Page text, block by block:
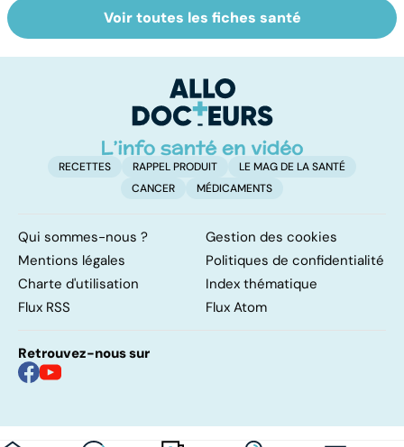
Parkinson :
stupeur et
Pesticides :
retour au bio ?
Voir toutes les fiches santé
RECETTES RAPPEL PRODUIT
LE MAG DE LA SANTÉ
CANCER
MÉDICAMENTS
Qui sommes-nous ?
Gestion des cookies
Mentions légales
Politiques de confidentialité
Charte d'utilisation
Index thématique
Flux RSS
Flux Atom
Retrouvez-nous sur